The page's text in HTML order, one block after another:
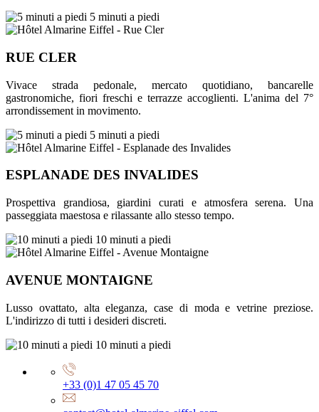
5 minuti a piedi
RUE CLER
Vivace strada pedonale, mercato quotidiano, bancarelle
gastronomiche, fiori freschi e terrazze accoglienti. L'anima del 7°
arrondissement in movimento.
5 minuti a piedi
ESPLANADE DES INVALIDES
Prospettiva grandiosa, giardini curati e atmosfera serena. Una
passeggiata maestosa e rilassante allo stesso tempo.
10 minuti a piedi
AVENUE MONTAIGNE
Lusso ovattato, alta eleganza, case di moda e vetrine preziose.
L'indirizzo di tutti i desideri discreti.
10 minuti a piedi
+33 (0)1 47 05 45 70